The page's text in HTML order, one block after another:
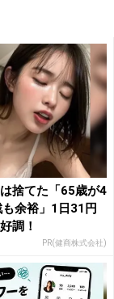
捨てた「65歳が4
余裕」1日31円
調！
PR(健商株式会社)